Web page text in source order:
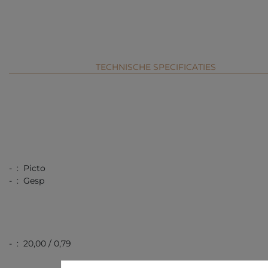
TECHNISCHE SPECIFICATIES
- : Picto
- : Gesp
- : 20,00 / 0,79